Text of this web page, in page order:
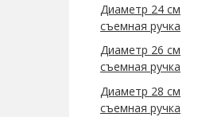
Диаметр 24 см
съемная ручка
Диаметр 26 см
съемная ручка
Диаметр 28 см
съемная ручка